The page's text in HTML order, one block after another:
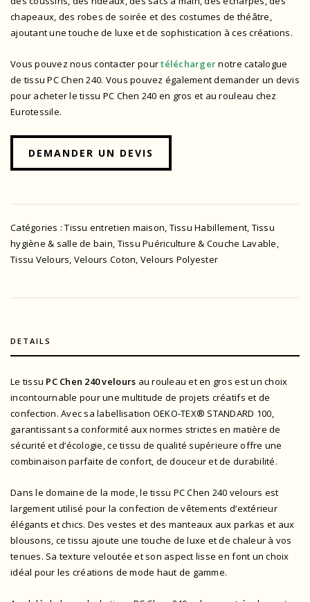
chapeaux, des robes de soirée et des costumes de théâtre,
ajoutant une touche de luxe et de sophistication à ces créations.
Vous pouvez nous contacter pourtéléchargernotre catalogue
de tissu PC Chen 240. Vous pouvez également demander un devis
pour acheter le tissu PC Chen 240 en gros et au rouleau chez
Eurotessile.
DEMANDER UN DEVIS
Catégories :Tissu entretien maison, Tissu Habillement, Tissu
hygiène & salle de bain, Tissu Puériculture & Couche Lavable,
Tissu Velours, Velours Coton, Velours Polyester
DETAILS
Le tissu PC Chen 240 velours au rouleau et en gros est un choix
incontournable pour une multitude de projets créatifs et de
confection. Avec salabellisation OEKO-TEX® STANDARD 100,
garantissant sa conformité aux normes strictes en matière de
sécurité et d’écologie, ce tissu de qualité supérieure offre une
combinaison parfaite de confort, de douceur et de durabilité.
Dans le domaine de la mode, le tissu PC Chen 240 velours est
largement utilisé pour la confection de vêtements d’extérieur
élégants et chics. Des vestes et des manteaux aux parkas et aux
blousons, ce tissu ajoute une touche de luxe et de chaleur à vos
tenues. Sa texture veloutée et son aspect lisse en font un choix
idéal pour les créations de mode haut de gamme.